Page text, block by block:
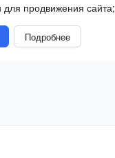
продвижения сайта;
Подробнее